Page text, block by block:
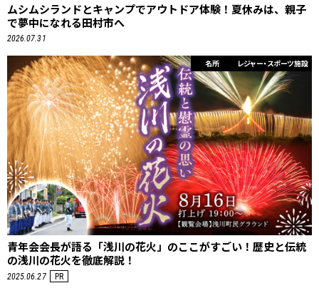
ムシムシランドとキャンプでアウトドア体験！夏休みは、親子
で夢中になれる田村市へ
2026.07.31
名所 レジャー・スポーツ施設
青年会会長が語る「浅川の花火」のここがすごい！歴史と伝統
の浅川の花火を徹底解説！
2025.06.27 PR